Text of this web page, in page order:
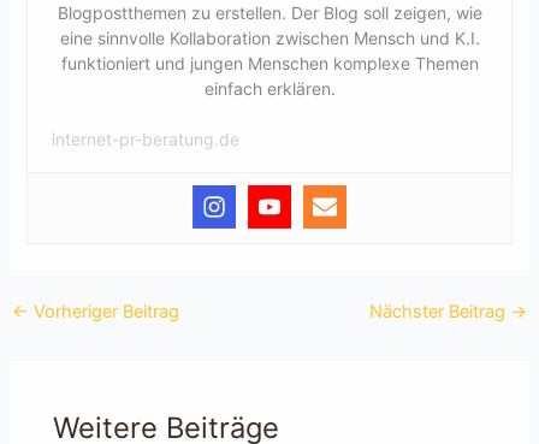
Blogpostthemen zu erstellen. Der Blog soll zeigen, wie
eine sinnvolle Kollaboration zwischen Mensch und K.I.
funktioniert und jungen Menschen komplexe Themen
einfach erklären.
internet-pr-beratung.de
← Vorheriger Beitrag Nächster Beitrag →
Weitere Beiträge